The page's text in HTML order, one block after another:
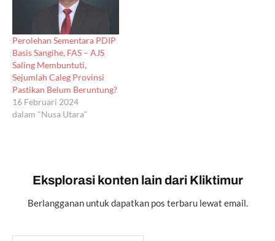
Perolehan Sementara PDIP
Basis Sangihe, FAS – AJS
Saling Membuntuti,
Sejumlah Caleg Provinsi
Pastikan Belum Beruntung?
16 Februari 2024
dalam "Nusa Utara"
Eksplorasi konten lain dari Kliktimur
Berlangganan untuk dapatkan pos terbaru lewat email.
Ketikkan email Anda...